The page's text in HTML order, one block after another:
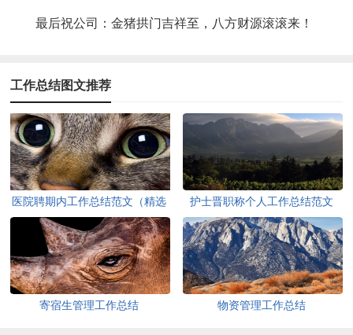
最后祝公司：金猪拱门吉祥至，八方财源滚滚来！
工作总结图文推荐
医院聘期内工作总结范文（精选
5篇）
护士晋职称个人工作总结范文
（通用5篇）
寄宿生管理工作总结 物资管理工作总结